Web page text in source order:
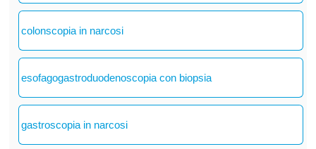
colonscopia in narcosi
esofagogastroduodenoscopia con biopsia
gastroscopia in narcosi